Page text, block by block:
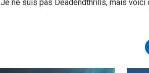
Je ne suis pas Deadendthrills, mais voici